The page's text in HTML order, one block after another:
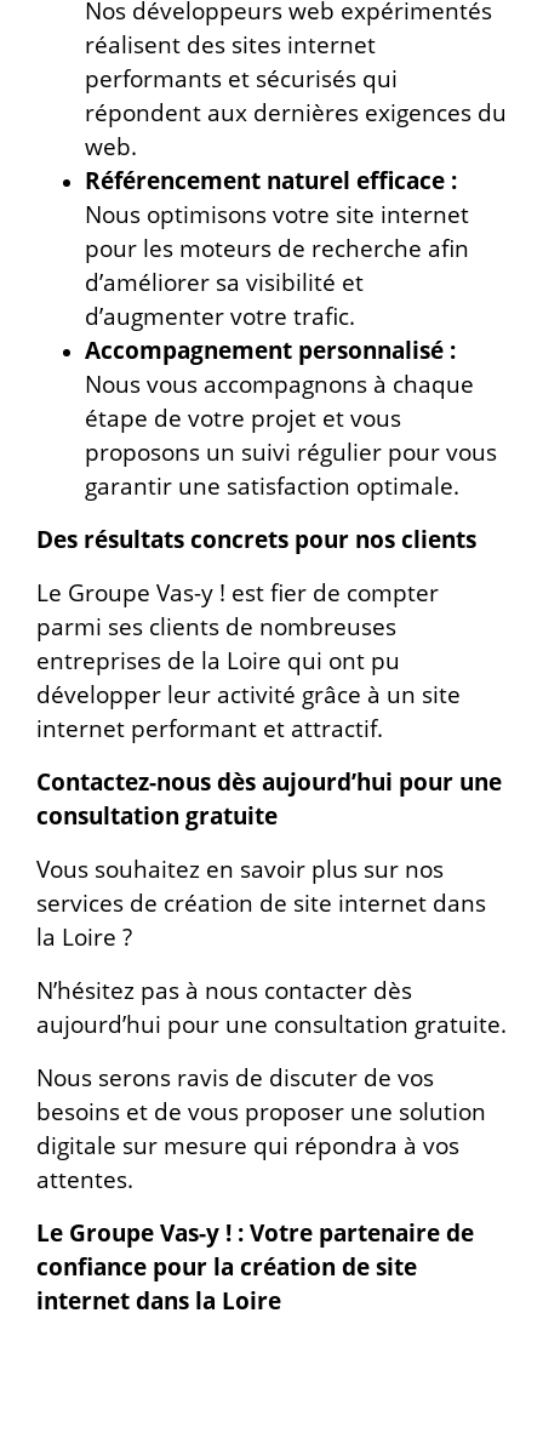
Nos développeurs web expérimentés
réalisent des sites internet
performants et sécurisés qui
répondent aux dernières exigences du
web.
Référencement naturel efficace :
Nous optimisons votre site internet
pour les moteurs de recherche afin
d’améliorer sa visibilité et
d’augmenter votre trafic.
Accompagnement personnalisé :
Nous vous accompagnons à chaque
étape de votre projet et vous
proposons un suivi régulier pour vous
garantir une satisfaction optimale.
Des résultats concrets pour nos clients
Le Groupe Vas-y ! est fier de compter
parmi ses clients de nombreuses
entreprises de la Loire qui ont pu
développer leur activité grâce à un site
internet performant et attractif.
Contactez-nous dès aujourd’hui pour une
consultation gratuite
Vous souhaitez en savoir plus sur nos
services de création de site internet dans
la Loire ?
N’hésitez pas à nous contacter dès
aujourd’hui pour une consultation gratuite.
Nous serons ravis de discuter de vos
besoins et de vous proposer une solution
digitale sur mesure qui répondra à vos
attentes.
Le Groupe Vas-y ! : Votre partenaire de
confiance pour la création de site
internet dans la Loire